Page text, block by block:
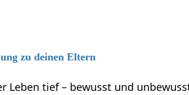
zu deinen Eltern
Leben tief – bewusst und